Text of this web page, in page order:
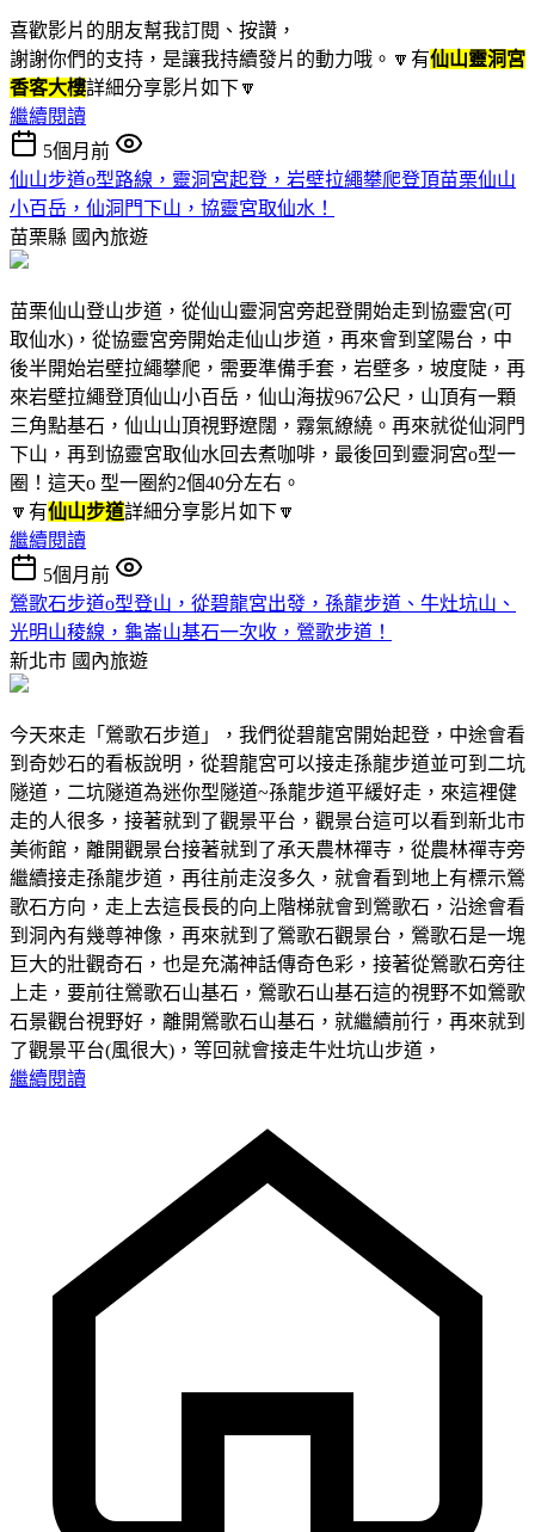
喜歡影片的朋友幫我訂閱、按讚，
謝謝你們的支持，是讓我持續發片的動力哦。🔽有仙山靈洞宮
香客大樓詳細分享影片如下🔽
繼續閱讀
5個月前
仙山步道o型路線，靈洞宮起登，岩壁拉繩攀爬登頂苗栗仙山
小百岳，仙洞門下山，協靈宮取仙水！
苗栗縣 國內旅遊
苗栗仙山登山步道，從仙山靈洞宮旁起登開始走到協靈宮(可
取仙水)，從協靈宮旁開始走仙山步道，再來會到望陽台，中
後半開始岩壁拉繩攀爬，需要準備手套，岩壁多，坡度陡，再
來岩壁拉繩登頂仙山小百岳，仙山海拔967公尺，山頂有一顆
三角點基石，仙山山頂視野遼闊，霧氣繚繞。再來就從仙洞門
下山，再到協靈宮取仙水回去煮咖啡，最後回到靈洞宮o型一
圈！這天o 型一圈約2個40分左右。
🔽有仙山步道詳細分享影片如下🔽
繼續閱讀
5個月前
鶯歌石步道o型登山，從碧龍宮出發，孫龍步道、牛灶坑山、
光明山稜線，龜崙山基石一次收，鶯歌步道！
新北市 國內旅遊
今天來走「鶯歌石步道」，我們從碧龍宮開始起登，中途會看
到奇妙石的看板說明，從碧龍宮可以接走孫龍步道並可到二坑
隧道，二坑隧道為迷你型隧道~孫龍步道平緩好走，來這裡健
走的人很多，接著就到了觀景平台，觀景台這可以看到新北市
美術館，離開觀景台接著就到了承天農林禪寺，從農林禪寺旁
繼續接走孫龍步道，再往前走沒多久，就會看到地上有標示鶯
歌石方向，走上去這長長的向上階梯就會到鶯歌石，沿途會看
到洞內有幾尊神像，再來就到了鶯歌石觀景台，鶯歌石是一塊
巨大的壯觀奇石，也是充滿神話傳奇色彩，接著從鶯歌石旁往
上走，要前往鶯歌石山基石，鶯歌石山基石這的視野不如鶯歌
石景觀台視野好，離開鶯歌石山基石，就繼續前行，再來就到
了觀景平台(風很大)，等回就會接走牛灶坑山步道，
繼續閱讀